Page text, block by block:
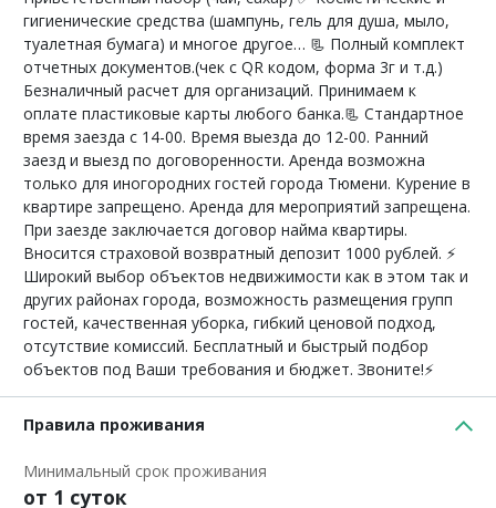
гигиенические средства (шампунь, гель для душа, мыло,
туалетная бумага) и многое другое… 📃 Полный комплект
отчетных документов.(чек с QR кодом, форма 3г и т.д.)
Безналичный расчет для организаций. Принимаем к
оплате пластиковые карты любого банка.📃 Стандартное
время заезда с 14-00. Время выезда до 12-00. Ранний
заезд и выезд по договоренности. Аренда возможна
только для иногородних гостей города Тюмени. Курение в
квартире запрещено. Аренда для мероприятий запрещена.
При заезде заключается договор найма квартиры.
Вносится страховой возвратный депозит 1000 рублей. ⚡
Широкий выбор объектов недвижимости как в этом так и
других районах города, возможность размещения групп
гостей, качественная уборка, гибкий ценовой подход,
отсутствие комиссий. Бесплатный и быстрый подбор
объектов под Ваши требования и бюджет. Звоните!⚡
Правила проживания
Минимальный срок проживания
от 1 суток